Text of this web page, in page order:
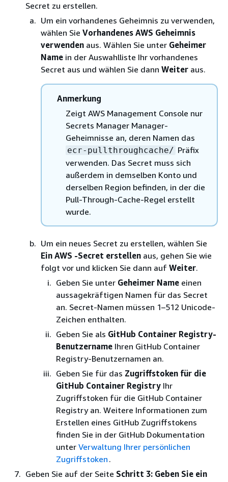
Secret zu erstellen.
Um ein vorhandenes Geheimnis zu verwenden,
wählen Sie Vorhandenes AWS Geheimnis
verwenden aus. Wählen Sie unter Geheimer
Name in der Auswahlliste Ihr vorhandenes
Secret aus und wählen Sie dann Weiter aus.
Anmerkung
Zeigt AWS Management Console nur
Secrets Manager Manager-
Geheimnisse an, deren Namen das
ecr-pullthroughcache/ Präfix
verwenden. Das Secret muss sich
außerdem in demselben Konto und
derselben Region befinden, in der die
Pull-Through-Cache-Regel erstellt
wurde.
Um ein neues Secret zu erstellen, wählen Sie
Ein AWS -Secret erstellen aus, gehen Sie wie
folgt vor und klicken Sie dann auf Weiter.
Geben Sie unter Geheimer Name einen
aussagekräftigen Namen für das Secret
an. Secret-Namen müssen 1–512 Unicode-
Zeichen enthalten.
Geben Sie als GitHub Container Registry-
Benutzername Ihren GitHub Container
Registry-Benutzernamen an.
Geben Sie für das Zugriffstoken für die
GitHub Container Registry Ihr
Zugriffstoken für die GitHub Container
Registry an. Weitere Informationen zum
Erstellen eines GitHub Zugriffstokens
finden Sie in der GitHub Dokumentation
unter Verwaltung Ihrer persönlichen
Zugriffstoken .
Geben Sie auf der Seite Schritt 3: Geben Sie ein